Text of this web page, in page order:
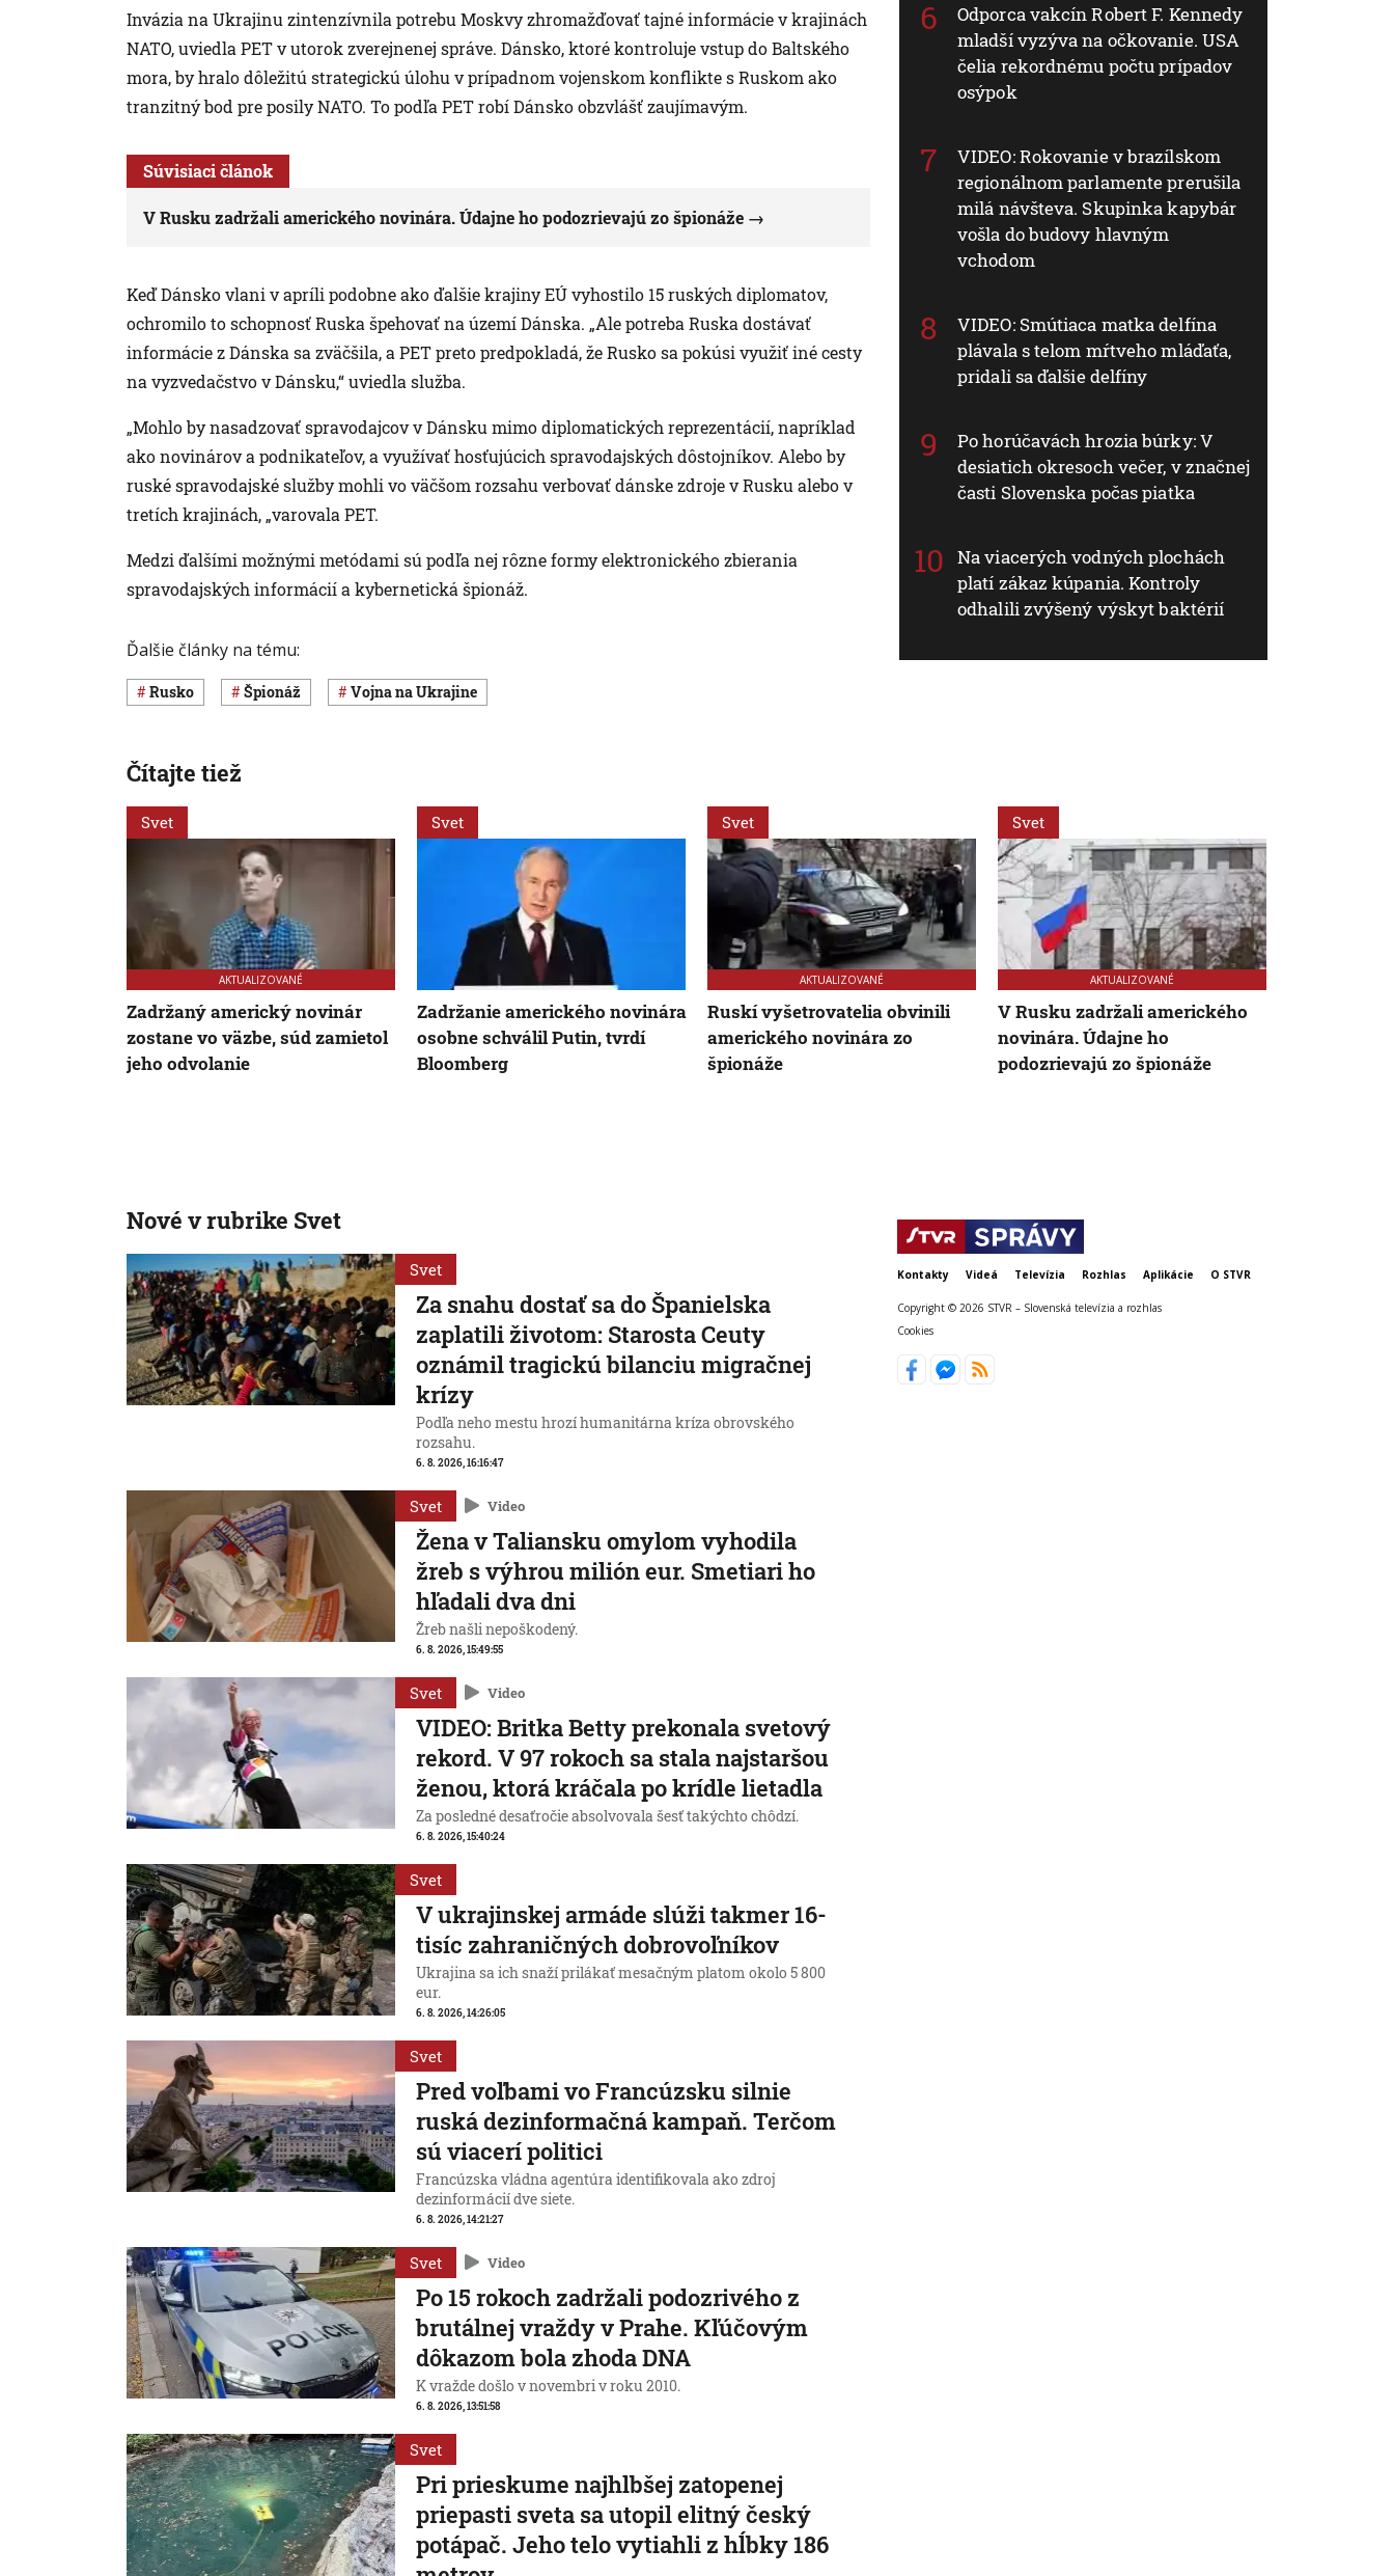
Invázia na Ukrajinu zintenzívnila potrebu Moskvy zhromažďovať tajné informácie v krajinách
NATO, uviedla PET v utorok zverejnenej správe. Dánsko, ktoré kontroluje vstup do Baltského
mora, by hralo dôležitú strategickú úlohu v prípadnom vojenskom konflikte s Ruskom ako
tranzitný bod pre posily NATO. To podľa PET robí Dánsko obzvlášť zaujímavým.
Súvisiaci článok
V Rusku zadržali amerického novinára. Údajne ho podozrievajú zo špionáže
Keď Dánsko vlani v apríli podobne ako ďalšie krajiny EÚ vyhostilo 15 ruských diplomatov,
ochromilo to schopnosť Ruska špehovať na území Dánska. „Ale potreba Ruska dostávať
informácie z Dánska sa zväčšila, a PET preto predpokladá, že Rusko sa pokúsi využiť iné cesty
na vyzvedačstvo v Dánsku,“ uviedla služba.
„Mohlo by nasadzovať spravodajcov v Dánsku mimo diplomatických reprezentácií, napríklad
ako novinárov a podnikateľov, a využívať hosťujúcich spravodajských dôstojníkov. Alebo by
ruské spravodajské služby mohli vo väčšom rozsahu verbovať dánske zdroje v Rusku alebo v
tretích krajinách, „varovala PET.
Medzi ďalšími možnými metódami sú podľa nej rôzne formy elektronického zbierania
spravodajských informácií a kybernetická špionáž.
Ďalšie články na tému:
Rusko špionáž vojna na Ukrajine
Odporca vakcín Robert F. Kennedy
mladší vyzýva na očkovanie. USA
čelia rekordnému počtu prípadov
osýpok
VIDEO: Rokovanie v brazílskom
regionálnom parlamente prerušila
milá návšteva. Skupinka kapybár
vošla do budovy hlavným
vchodom
VIDEO: Smútiaca matka delfína
plávala s telom mŕtveho mláďaťa,
pridali sa ďalšie delfíny
Po horúčavách hrozia búrky: V
desiatich okresoch večer, v značnej
časti Slovenska počas piatka
Na viacerých vodných plochách
platí zákaz kúpania. Kontroly
odhalili zvýšený výskyt baktérií
Čítajte tiež
Svet
AKTUALIZOVANÉ
Zadržaný americký novinár
zostane vo väzbe, súd zamietol
jeho odvolanie
Svet
Zadržanie amerického novinára
osobne schválil Putin, tvrdí
Bloomberg
Svet
AKTUALIZOVANÉ
Ruskí vyšetrovatelia obvinili
amerického novinára zo
špionáže
Svet
AKTUALIZOVANÉ
V Rusku zadržali amerického
novinára. Údajne ho
podozrievajú zo špionáže
Nové v rubrike Svet
Svet
Za snahu dostať sa do Španielska
zaplatili životom: Starosta Ceuty
oznámil tragickú bilanciu migračnej
krízy
Podľa neho mestu hrozí humanitárna kríza obrovského
rozsahu.
6. 8. 2026, 16:16:47
Svet Video
Žena v Taliansku omylom vyhodila
žreb s výhrou milión eur. Smetiari ho
hľadali dva dni
Žreb našli nepoškodený.
6. 8. 2026, 15:49:55
Svet Video
VIDEO: Britka Betty prekonala svetový
rekord. V 97 rokoch sa stala najstaršou
ženou, ktorá kráčala po krídle lietadla
Za posledné desaťročie absolvovala šesť takýchto chôdzí.
6. 8. 2026, 15:40:24
Svet
V ukrajinskej armáde slúži takmer 16-
tisíc zahraničných dobrovoľníkov
Ukrajina sa ich snaží prilákať mesačným platom okolo 5 800
eur.
6. 8. 2026, 14:26:05
Svet
Pred voľbami vo Francúzsku silnie
ruská dezinformačná kampaň. Terčom
sú viacerí politici
Francúzska vládna agentúra identifikovala ako zdroj
dezinformácií dve siete.
6. 8. 2026, 14:21:27
Svet Video
Po 15 rokoch zadržali podozrivého z
brutálnej vraždy v Prahe. Kľúčovým
dôkazom bola zhoda DNA
K vražde došlo v novembri v roku 2010.
6. 8. 2026, 13:51:58
Svet
Pri prieskume najhlbšej zatopenej
priepasti sveta sa utopil elitný český
potápač. Jeho telo vytiahli z hĺbky 186
Kontakty Videá Televízia Rozhlas Aplikácie O STVR
Copyright © 2026 STVR – Slovenská televízia a rozhlas
Cookies